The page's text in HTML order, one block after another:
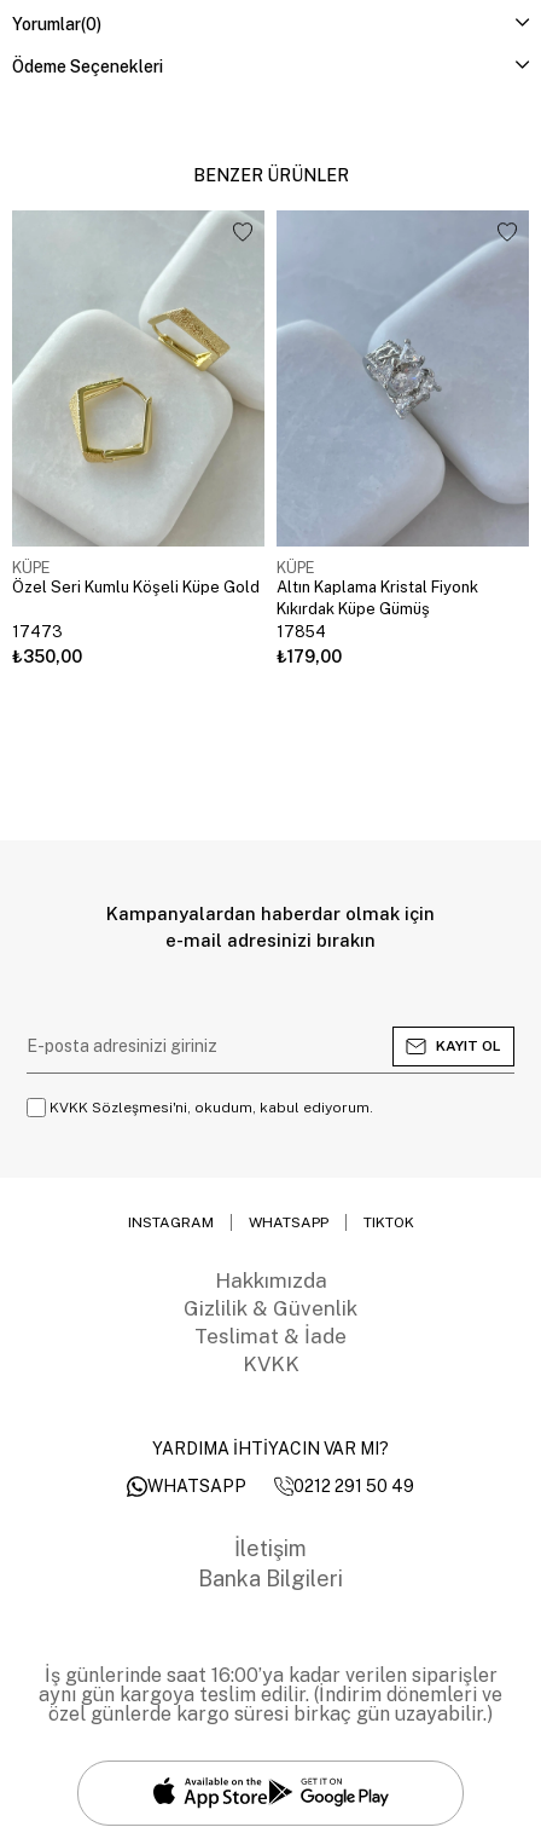
Yorumlar(0)
Ödeme Seçenekleri
BENZER ÜRÜNLER
KÜPE
Özel Seri Kumlu Köşeli Küpe Gold
17473
₺350,00
KÜPE
Altın Kaplama Kristal Fiyonk
Kıkırdak Küpe Gümüş
17854
₺179,00
Kampanyalardan haberdar olmak için
e-mail adresinizi bırakın
KAYIT OL
KVKK Sözleşmesi'ni, okudum, kabul ediyorum.
INSTAGRAM WHATSAPP TIKTOK
Hakkımızda
Gizlilik & Güvenlik
Teslimat & İade
KVKK
YARDIMA İHTİYACIN VAR MI?
WHATSAPP
0212 291 50 49
İletişim
Banka Bilgileri
İş günlerinde saat 16:00’ya kadar verilen siparişler
aynı gün kargoya teslim edilir. (İndirim dönemleri ve
özel günlerde kargo süresi birkaç gün uzayabilir.)